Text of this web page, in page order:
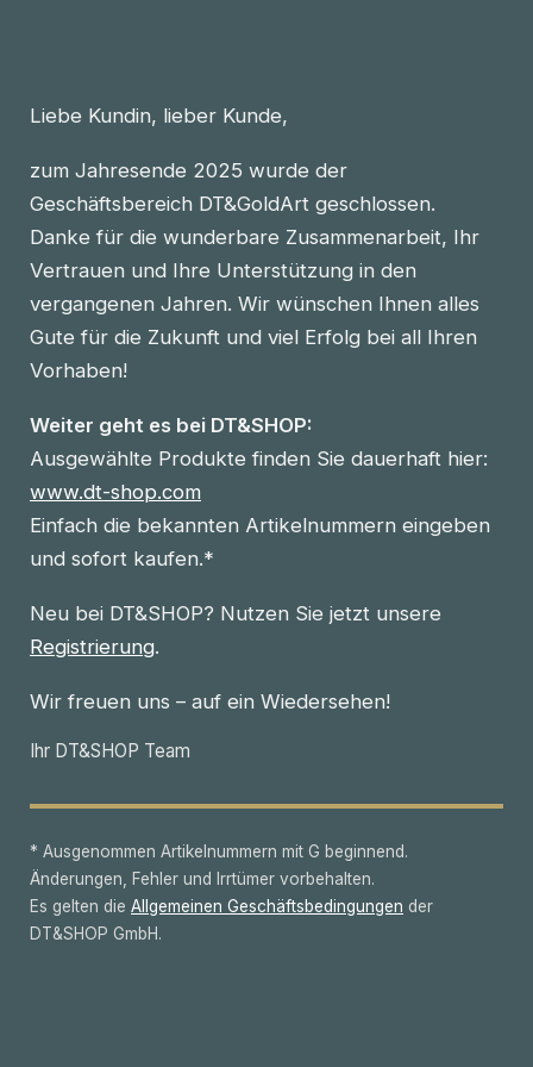
Liebe Kundin, lieber Kunde,
zum Jahresende 2025 wurde der
Geschäftsbereich DT&GoldArt geschlossen.
Danke für die wunderbare Zusammenarbeit, Ihr
Vertrauen und Ihre Unterstützung in den
vergangenen Jahren. Wir wünschen Ihnen alles
Gute für die Zukunft und viel Erfolg bei all Ihren
Vorhaben!
Weiter geht es bei DT&SHOP:
Ausgewählte Produkte finden Sie dauerhaft hier:
www.dt-shop.com
Einfach die bekannten Artikelnummern eingeben
und sofort kaufen.*
Neu bei DT&SHOP? Nutzen Sie jetzt unsere
Registrierung.
Wir freuen uns – auf ein Wiedersehen!
Ihr DT&SHOP Team
* Ausgenommen Artikelnummern mit G beginnend.
Änderungen, Fehler und Irrtümer vorbehalten.
Es gelten die Allgemeinen Geschäftsbedingungen der
DT&SHOP GmbH.